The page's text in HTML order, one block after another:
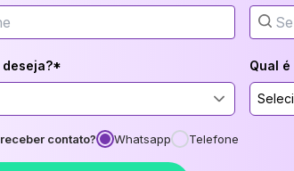
deseja?* Qual
contato? Whatsapp Telefone